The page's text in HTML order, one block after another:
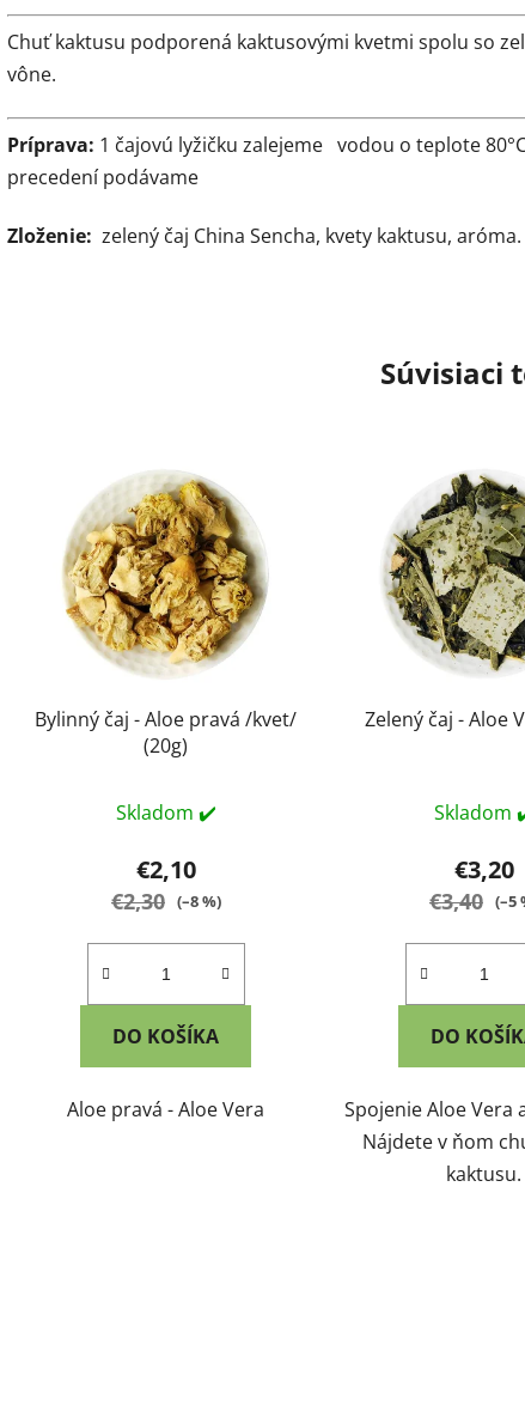
Chuť kaktusu podporená kaktusovými kvetmi spolu so
vône.
Príprava: 1 čajovú lyžičku zalejeme vodou o teplote
precedení podávame
Zloženie: zelený čaj China Sencha, kvety kaktusu, aróma.
Súvisiaci
Bylinný čaj - Aloe pravá /kvet/
(20g)
Skladom ✔️
€2,10
€2,30 (–8 %)
DO KOŠÍKA
Aloe pravá - Aloe Vera
Zelený čaj - Aloe
Skladom
€3,20
€3,40 (–5
DO
Spojenie Aloe Vera
Nájdete v ňom
kaktusu.